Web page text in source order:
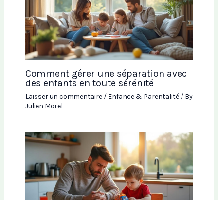
Comment gérer une séparation avec
des enfants en toute sérénité
Laisser un commentaire / Enfance & Parentalité/ By
Julien Morel